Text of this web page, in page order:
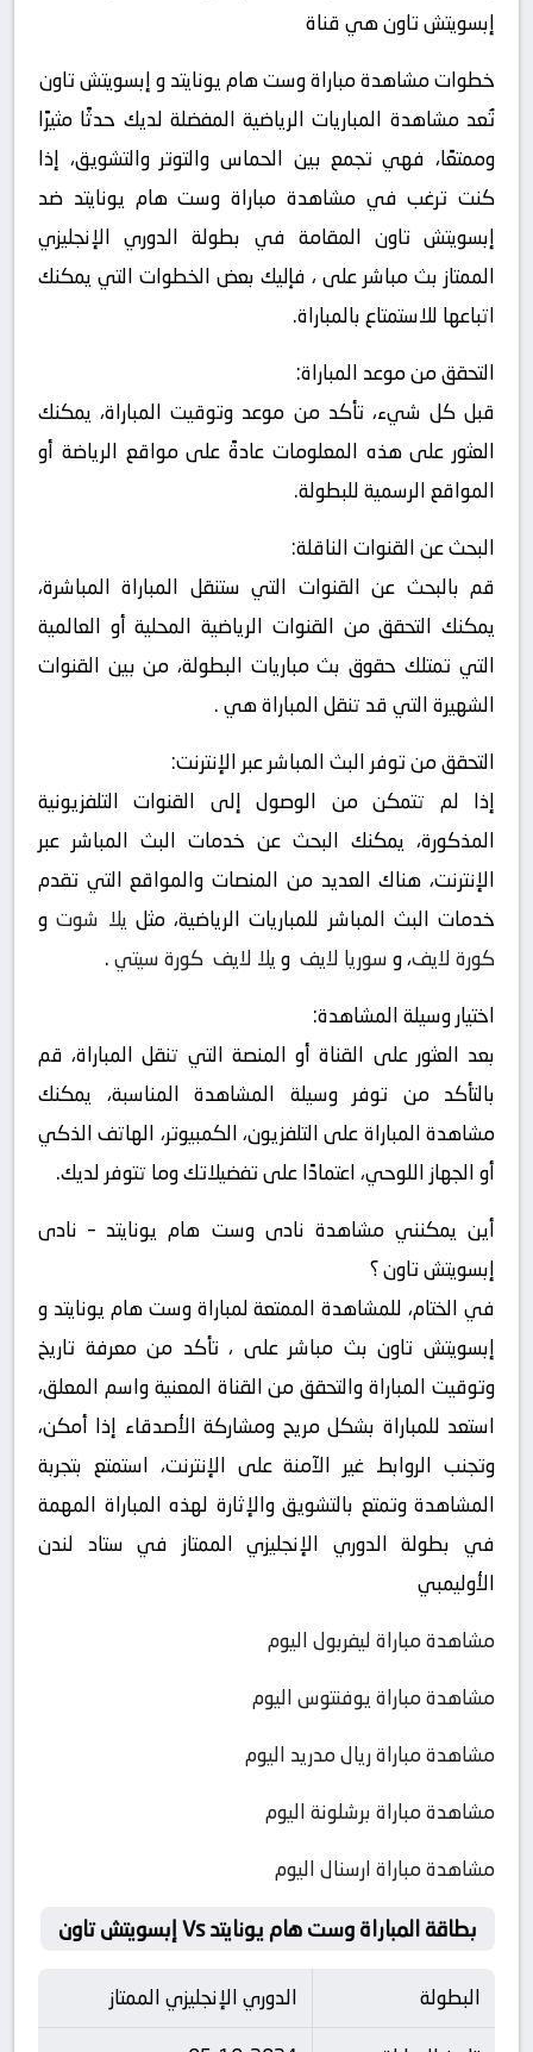
إبسويتش تاون هي قناة
خطوات مشاهدة مباراة وست هام يونايتد و إبسويتش تاون
تُعد مشاهدة المباريات الرياضية المفضلة لديك حدثًا مثيرًا
وممتعًا، فهي تجمع بين الحماس والتوتر والتشويق، إذا
كنت ترغب في مشاهدة مباراة وست هام يونايتد ضد
إبسويتش تاون المقامة في بطولة الدوري الإنجليزي
الممتاز بث مباشر على ، فإليك بعض الخطوات التي يمكنك
اتباعها للاستمتاع بالمباراة.
التحقق من موعد المباراة:
قبل كل شيء، تأكد من موعد وتوقيت المباراة، يمكنك
العثور على هذه المعلومات عادةً على مواقع الرياضة أو
المواقع الرسمية للبطولة.
البحث عن القنوات الناقلة:
قم بالبحث عن القنوات التي ستنقل المباراة المباشرة،
يمكنك التحقق من القنوات الرياضية المحلية أو العالمية
التي تمتلك حقوق بث مباريات البطولة، من بين القنوات
الشهيرة التي قد تنقل المباراة هي .
التحقق من توفر البث المباشر عبر الإنترنت:
إذا لم تتمكن من الوصول إلى القنوات التلفزيونية
المذكورة، يمكنك البحث عن خدمات البث المباشر عبر
الإنترنت، هناك العديد من المنصات والمواقع التي تقدم
خدمات البث المباشر للمباريات الرياضية، مثل يلا شوتو
كورة لايف، وسوريا لايف ويلا لايف كورة سيتي.
اختيار وسيلة المشاهدة:
بعد العثور على القناة أو المنصة التي تنقل المباراة، قم
بالتأكد من توفر وسيلة المشاهدة المناسبة، يمكنك
مشاهدة المباراة على التلفزيون، الكمبيوتر، الهاتف الذكي
أو الجهاز اللوحي، اعتمادًا على تفضيلاتك وما تتوفر لديك.
أين يمكنني مشاهدة ‎نادى وست هام يونايتد – نادى
إبسويتش تاون ؟
في الختام، للمشاهدة الممتعة لمباراة وست هام يونايتد و
إبسويتش تاون بث مباشر على ، تأكد من معرفة تاريخ
وتوقيت المباراة والتحقق من القناة المعنية واسم المعلق،
استعد للمباراة بشكل مريح ومشاركة الأصدقاء إذا أمكن،
وتجنب الروابط غير الآمنة على الإنترنت، استمتع بتجربة
المشاهدة وتمتع بالتشويق والإثارة لهذه المباراة المهمة
في بطولة الدوري الإنجليزي الممتاز في ستاد لندن
الأوليمبي
مشاهدة مباراة ليفربول اليوم
مشاهدة مباراة يوفنتوس اليوم
مشاهدة مباراة ريال مدريد اليوم
مشاهدة مباراة برشلونة اليوم
مشاهدة مباراة ارسنال اليوم
بطاقة المباراة وست هام يونايتد Vs إبسويتش تاون
البطولة
الدوري الإنجليزي الممتاز